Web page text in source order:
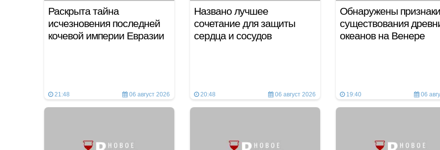
Раскрыта тайна
исчезновения последней
кочевой империи Евразии
21:48 06 август 2026
Названо лучшее
сочетание для защиты
сердца и сосудов
20:48 06 август 2026
Обнаружены признаки
существования
океанов на Венере
19:40 06